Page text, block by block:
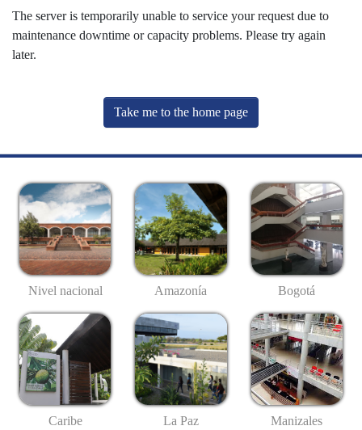
The server is temporarily unable to service your request due to
maintenance downtime or capacity problems. Please try again
later.
Take me to the home page
Nivel nacional Amazonía Bogotá
Caribe La Paz Manizales